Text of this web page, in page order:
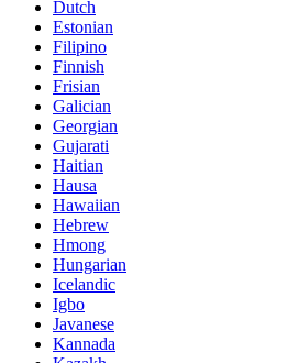
Dutch
Estonian
Filipino
Finnish
Frisian
Galician
Georgian
Gujarati
Haitian
Hausa
Hawaiian
Hebrew
Hmong
Hungarian
Icelandic
Igbo
Javanese
Kannada